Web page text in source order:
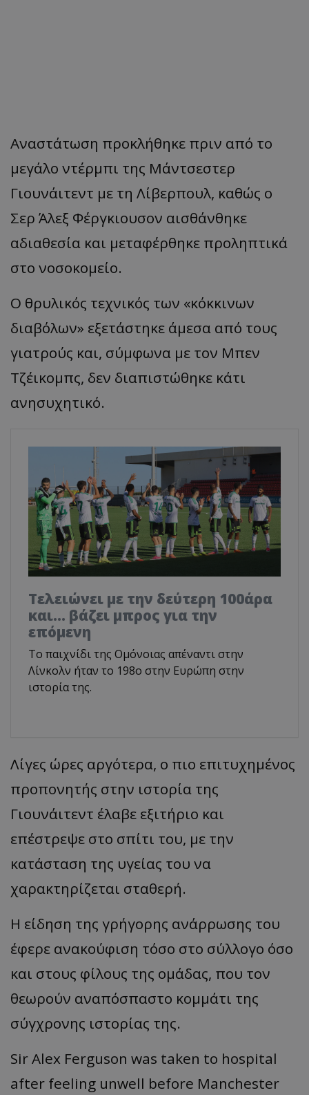
Αναστάτωση προκλήθηκε πριν από το
μεγάλο ντέρμπι της Μάντσεστερ
Γιουνάιτεντ με τη Λίβερπουλ, καθώς ο
Σερ Άλεξ Φέργκιουσον αισθάνθηκε
αδιαθεσία και μεταφέρθηκε προληπτικά
στο νοσοκομείο.
Ο θρυλικός τεχνικός των «κόκκινων
διαβόλων» εξετάστηκε άμεσα από τους
γιατρούς και, σύμφωνα με τον Μπεν
Τζέικομπς, δεν διαπιστώθηκε κάτι
ανησυχητικό.
Τελειώνει με την δεύτερη 100άρα
και... βάζει μπρος για την
επόμενη
To παιχνίδι της Ομόνοιας απέναντι στην
Λίνκολν ήταν το 198ο στην Ευρώπη στην
ιστορία της.
Λίγες ώρες αργότερα, ο πιο επιτυχημένος
προπονητής στην ιστορία της
Γιουνάιτεντ έλαβε εξιτήριο και
επέστρεψε στο σπίτι του, με την
κατάσταση της υγείας του να
χαρακτηρίζεται σταθερή.
Η είδηση της γρήγορης ανάρρωσης του
έφερε ανακούφιση τόσο στο σύλλογο όσο
και στους φίλους της ομάδας, που τον
θεωρούν αναπόσπαστο κομμάτι της
σύγχρονης ιστορίας της.
Sir Alex Ferguson was taken to hospital
after feeling unwell before Manchester